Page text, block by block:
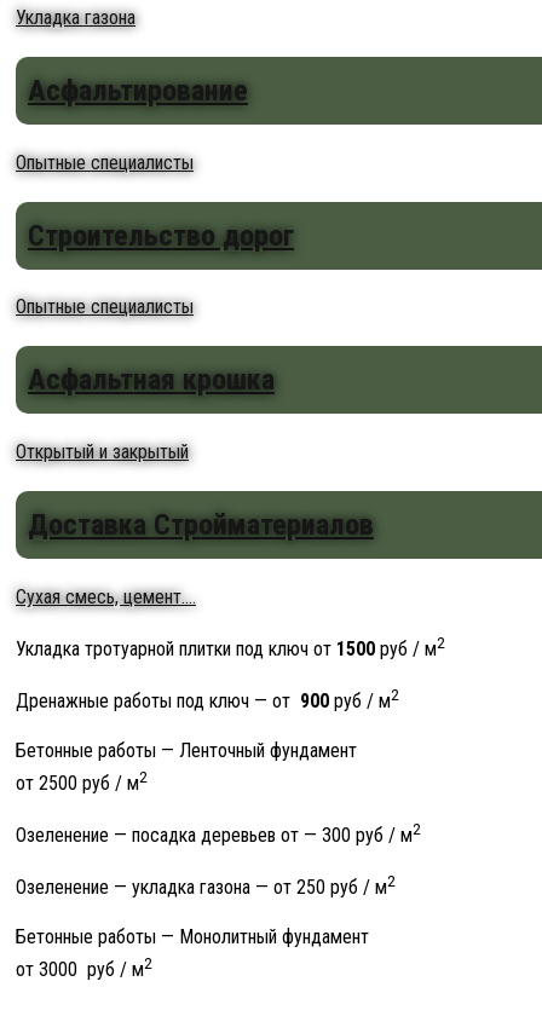
Укладка газона
Асфальтирование
Опытные специалисты
Строительство дорог
Опытные специалисты
Асфальтная крошка
Открытый и закрытый
Доставка Стройматериалов
Сухая смесь, цемент....
Укладка тротуарной плитки под ключ от 1500 руб / м2
Дренажные работы под ключ — от 900 руб / м2
Бетонные работы — Ленточный фундамент
от 2500 руб / м2
Озеленение — посадка деревьев от — 300 руб / м2
Озеленение — укладка газона — от 250 руб / м2
Бетонные работы — Монолитный фундамент
от 3000 руб / м2